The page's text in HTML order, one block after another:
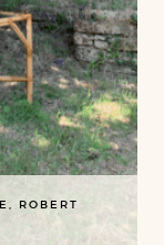
ROBERT